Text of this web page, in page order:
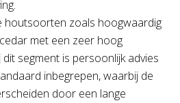
houtsoorten zoals hoogwaardig
met een zeer hoog
segment is persoonlijk advies
inbegrepen, waarbij de
door een lange